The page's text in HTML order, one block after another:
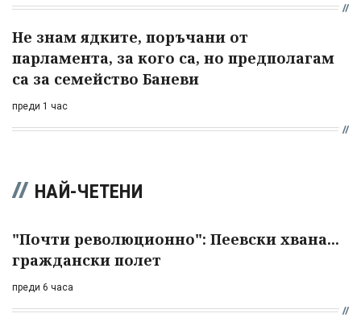
Не знам ядките, поръчани от
парламента, за кого са, но предполагам
са за семейство Баневи
преди 1 час
НАЙ-ЧЕТЕНИ
"Почти революционно": Пеевски хвана...
граждански полет
преди 6 часа